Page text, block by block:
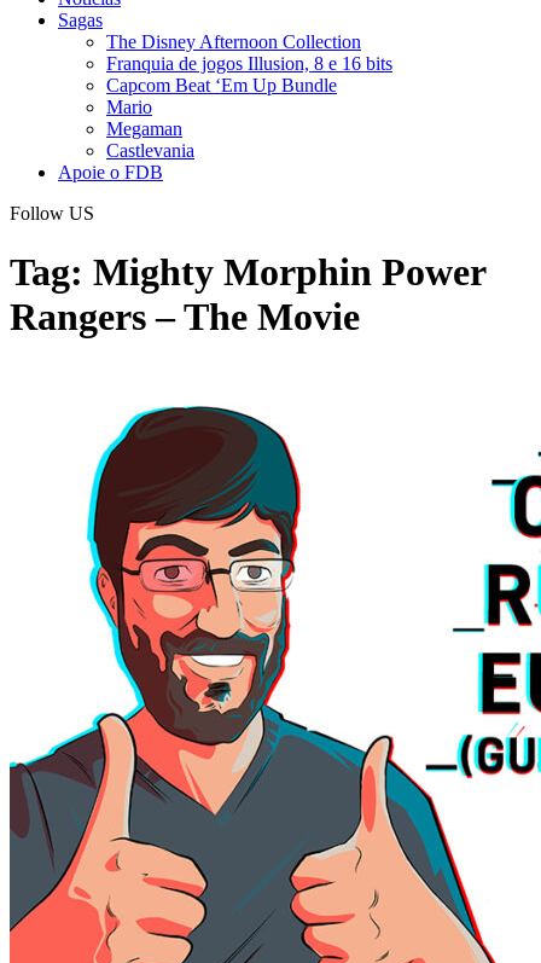
Sagas
The Disney Afternoon Collection
Franquia de jogos Illusion, 8 e 16 bits
Capcom Beat ‘Em Up Bundle
Mario
Megaman
Castlevania
Apoie o FDB
Follow US
Tag: Mighty Morphin Power
Rangers – The Movie